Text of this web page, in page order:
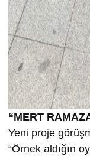
“MERT
Yeni proje
“Örnek aldığın